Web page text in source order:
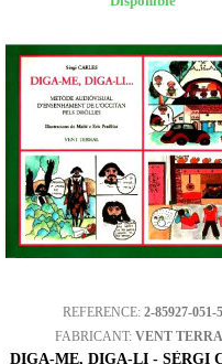
REFERENCE: 2-85927-051-5
FABRICANT: VENT
DIGA-ME, DIGA-LI - SÈRGI